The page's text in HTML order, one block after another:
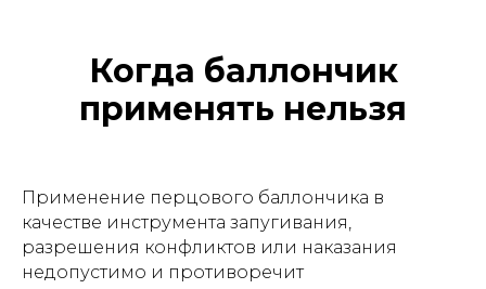
Когда баллончик
применять нельзя
Применение перцового баллончика в
качестве инструмента запугивания,
разрешения конфликтов или наказания
недопустимо и противоречит